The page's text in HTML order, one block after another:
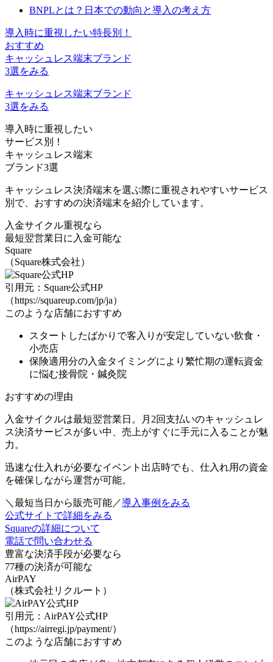
BNPLとは？日本での動向と導入の考え方
導入時に重視したい特長別！
おすすめ
キャッシュレス端末ブランド
3選をみる
キャッシュレス端末ブランド
3選をみる
導入時に重視したい
サービス別！
キャッシュレス端末
ブランド3選
キャッシュレス決済端末を選ぶ際に重視されやすいサービス
別で、おすすめの決済端末を紹介しています。
入金サイクル重視なら
最短翌営業日に入金可能な
Square
（Square株式会社）
引用元：Square公式HP
（https://squareup.com/jp/ja）
このような店舗におすすめ
スタートしたばかりで客入りが安定していない飲食・
小売店
保険適用分の入金タイミングにより繁忙期の運転資金
に悩む接骨院・鍼灸院
おすすめの理由
入金サイクルは最短翌営業日。月2回支払いのキャッシュレ
ス決済サービスが多い中、 売上がすぐに手元に入る ことが魅
力。
迅速な仕入れが必要なイベント出店時でも、仕入れ用の資金
を確保しながら運営が可能。
＼最短当日から販売可能／導入事例をみる
公式サイトで詳細をみる
Squareの詳細について
電話で問い合わせる
豊富な決済手段が必要なら
77種の決済が可能な
AirPAY
（株式会社リクルート）
引用元：AirPAY公式HP
（https://airregi.jp/payment/）
このような店舗におすすめ